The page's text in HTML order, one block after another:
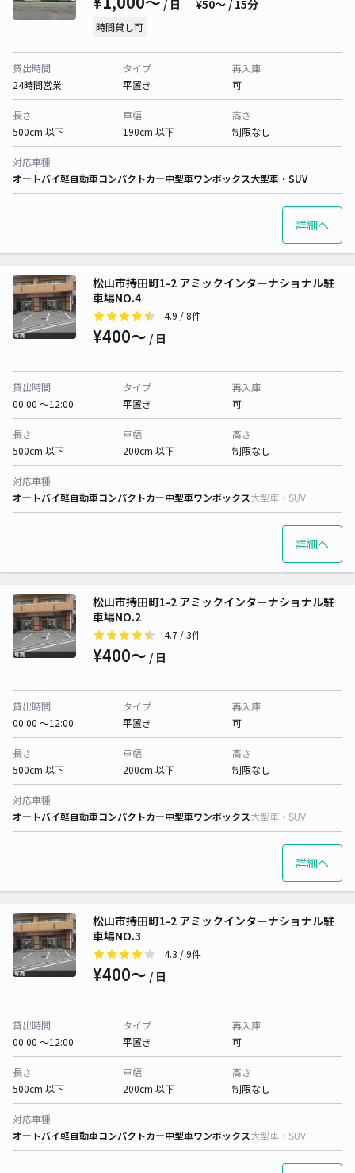
/ 日 ¥50〜 / 15分
時間貸し可
貸出時間
24時間営業
タイプ
平置き
再入庫
可
長さ
500cm 以下
車幅
190cm 以下
高さ
制限なし
対応車種
オートバイ軽自動車コンパクトカー中型車ワンボックス大型車・SUV
詳細へ
松山市持田町1-2 アミックインターナショナル駐
車場NO.4
4.9 / 8件
¥400〜 / 日
貸出時間
00:00 〜12:00
タイプ
平置き
再入庫
可
長さ
500cm 以下
車幅
200cm 以下
高さ
制限なし
対応車種
オートバイ軽自動車コンパクトカー中型車ワンボックス大型車・SUV
詳細へ
松山市持田町1-2 アミックインターナショナル駐
車場NO.2
4.7 / 3件
¥400〜 / 日
貸出時間
00:00 〜12:00
タイプ
平置き
再入庫
可
長さ
500cm 以下
車幅
200cm 以下
高さ
制限なし
対応車種
オートバイ軽自動車コンパクトカー中型車ワンボックス大型車・SUV
詳細へ
松山市持田町1-2 アミックインターナショナル駐
車場NO.3
4.3 / 9件
¥400〜 / 日
貸出時間
00:00 〜12:00
タイプ
平置き
再入庫
可
長さ
500cm 以下
車幅
200cm 以下
高さ
制限なし
対応車種
オートバイ軽自動車コンパクトカー中型車ワンボックス大型車・SUV